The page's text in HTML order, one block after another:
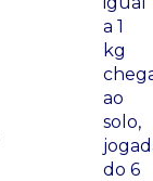
a 1
kg
ao
solo,
do 6